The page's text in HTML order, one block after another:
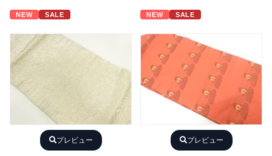
NEW SALE
プレビュー
NEW SALE
プレビュー